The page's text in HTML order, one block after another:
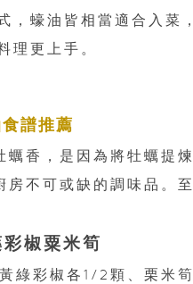
，蠔油皆相當適合入菜
理更上手。
譜推薦
蠣香，是因為將牡蠣提
房不可或缺的調味品。
彩椒粟米筍
綠彩椒各1/2顆、栗米